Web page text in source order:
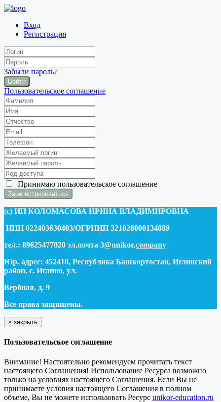
Вход
Регистрация
Забыли пароль?
Войти
Пользовательское соглашение
Принимаю пользовательское соглашение
(c) ИП КОЛОМАСОВА ИРИНА ВЛАДИМИРОВНА
ИНН 022403630403/ОГРНИП 321028000134889
тел.: 89625477020 эл.почта 3@unikor.company
Юр. адрес: 452410, Республика Башкортостан, Иглинский
район, с. Иглино, ул.
Вербная, д. 9
Все права защищены.
× закрыть
Пользовательское соглашение
Внимание! Настоятельно рекомендуем прочитать текст
настоящего Соглашения! Использование Ресурса возможно
только на условиях настоящего Соглашения. Если Вы не
принимаете условия настоящего Соглашения в полном
объеме, Вы не можете использовать Ресурс unikor-education.ru